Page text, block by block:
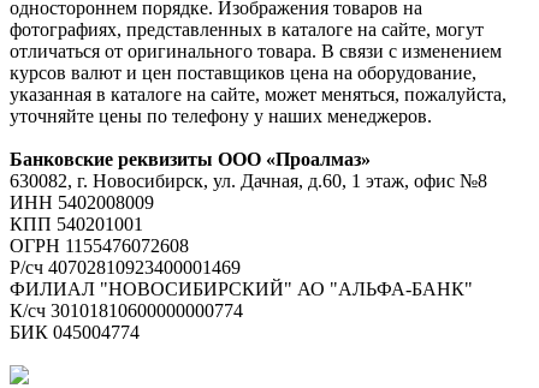
одностороннем порядке. Изображения товаров на
фотографиях, представленных в каталоге на сайте, могут
отличаться от оригинального товара. В связи с изменением
курсов валют и цен поставщиков цена на оборудование,
указанная в каталоге на сайте, может меняться, пожалуйста,
уточняйте цены по телефону у наших менеджеров.
Банковские реквизиты ООО «Проалмаз»
630082, г. Новосибирск, ул. Дачная, д.60, 1 этаж, офис №8
ИНН 5402008009
КПП 540201001
ОГРН 1155476072608
Р/сч 40702810923400001469
ФИЛИАЛ "НОВОСИБИРСКИЙ" АО "АЛЬФА-БАНК"
К/сч 30101810600000000774
БИК 045004774